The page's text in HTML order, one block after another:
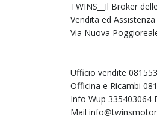
TWINS__Il Broker
Vendita ed
Via Nuova
Ufficio vendite
Officina e Ricambi
Info Wup 335403064
Mail